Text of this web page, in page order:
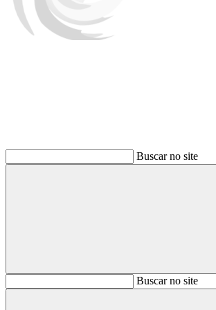
Buscar no site
BuscarBuscar no site